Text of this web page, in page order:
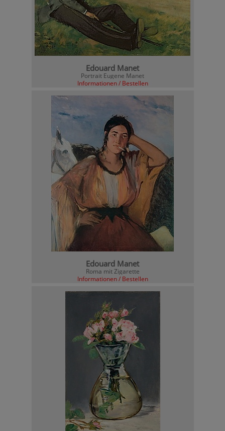
Edouard Manet
Portrait Eugene Manet
Informationen / Bestellen
Edouard Manet
Roma mit Zigarette
Informationen / Bestellen